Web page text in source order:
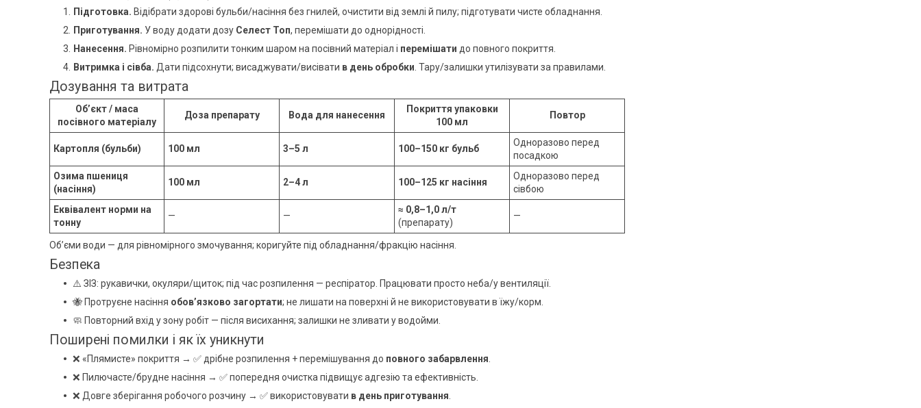
Підготовка. Відібрати здорові бульби/насіння без гнилей, очистити від землі й пилу; підготувати чисте обладнання.
Приготування. У воду додати дозу Селест Топ, перемішати до однорідності.
Нанесення. Рівномірно розпилити тонким шаром на посівний матеріал і перемішати до повного покриття.
Витримка і сівба. Дати підсохнути; висаджувати/висівати в день обробки . Тару/залишки утилізувати за правилами.
Дозування та витрата
Об’єкт / маса
посівного матеріалу
Доза препарату Вода для нанесення
Покриття упаковки
100 мл
Повтор
Картопля (бульби) 100 мл 3–5 л 100–150 кг бульб
Одноразово перед
посадкою
Озима пшениця
(насіння)
100 мл 2–4 л 100–125 кг насіння
Одноразово перед
сівбою
Еквівалент норми на
тонну
— —
≈ 0,8–1,0 л/т
(препарату)
—
Об’єми води — для рівномірного змочування; коригуйте під обладнання/фракцію насіння.
Безпека
⚠️ ЗІЗ: рукавички, окуляри/щиток; під час розпилення — респіратор. Працювати просто неба/у вентиляції.
🐝 Протруєне насіння обов’язково загортати; не лишати на поверхні й не використовувати в їжу/корм.
🧼 Повторний вхід у зону робіт — після висихання; залишки не зливати у водойми.
Поширені помилки і як їх уникнути
❌ «Плямисте» покриття → ✅ дрібне розпилення + перемішування до повного забарвлення.
❌ Пилючасте/брудне насіння → ✅ попередня очистка підвищує адгезію та ефективність.
❌ Довге зберігання робочого розчину → ✅ використовувати в день приготування.